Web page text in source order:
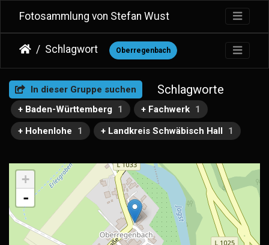
Fotosammlung von Stefan Wust
Schlagwort Oberregenbach
In dieser Gruppe suchen Schlagworte
+ Baden-Württemberg 1 + Fachwerk 1
+ Hohenlohe
1 + Landkreis Schwäbisch Hall 1
+
-